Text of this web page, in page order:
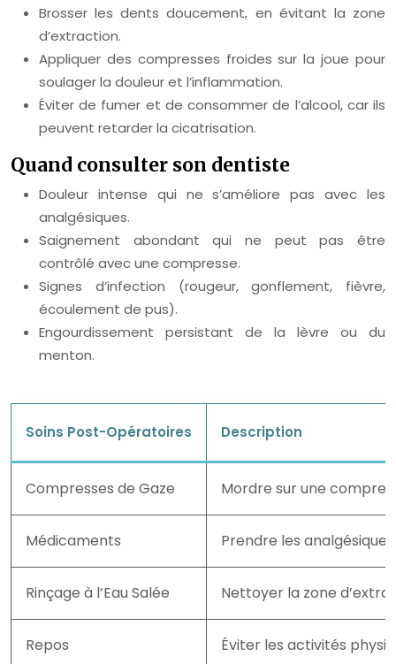
Brosser les dents doucement, en évitant la zone
d’extraction.
Appliquer des compresses froides sur la joue pour
soulager la douleur et l’inflammation.
Éviter de fumer et de consommer de l’alcool, car ils
peuvent retarder la cicatrisation.
Quand consulter son dentiste
Douleur intense qui ne s’améliore pas avec les
analgésiques.
Saignement abondant qui ne peut pas être
contrôlé avec une compresse.
Signes d’infection (rougeur, gonflement, fièvre,
écoulement de pus).
Engourdissement persistant de la lèvre ou du
menton.
Soins Post-Opératoires Description
Compresses de Gaze Mordre sur une
Médicaments Prendre les
Rinçage à l’Eau Salée Nettoyer la zone
Repos Éviter les activités